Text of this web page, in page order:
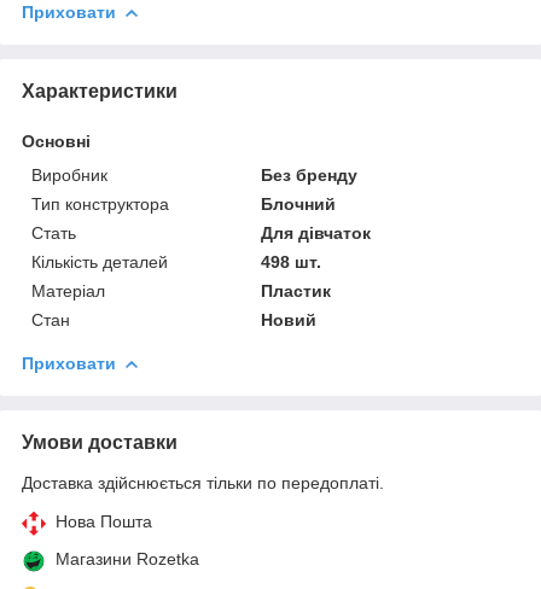
Приховати
Характеристики
Основні
Виробник
Без бренду
Тип конструктора
Блочний
Стать
Для дівчаток
Кількість деталей
498 шт.
Матеріал
Пластик
Стан
Новий
Приховати
Умови доставки
Доставка здійснюється тільки по передоплаті.
Нова Пошта
Магазини Rozetka